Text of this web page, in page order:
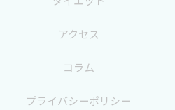
アクセス
コラム
プライバシーポリシー